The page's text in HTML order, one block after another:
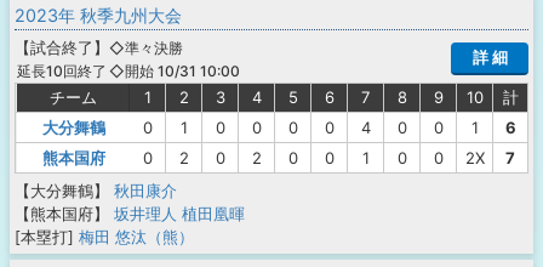
2023年 秋季九州大会
【試合終了 】
延長10回終了
◇準々決勝
◇開始 10/31 10:00
詳 細
チーム 1 2 3 4 5 6 7 8 9 10
計
大分舞鶴
0 1 0 0 0 0 4 0 0 1
6
熊本国府
0 2 0 2 0 0 1 0 0 2X
7
【大分舞鶴】
秋田康介
【熊本国府】
坂井理人 植田凰暉
[本塁打] 梅田 悠汰（熊）